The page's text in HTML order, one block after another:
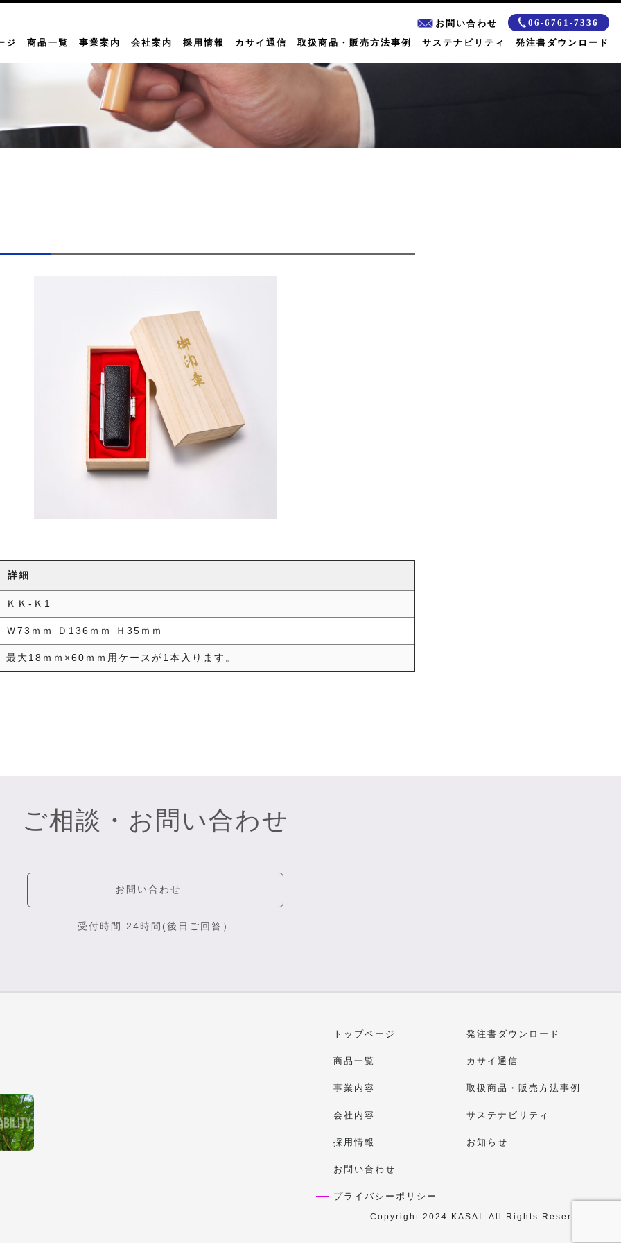
お問い合わせ
06-6761-7336
ジ
商品一覧 事業案内 会社案内 採用情報 カサイ通信 取扱商品・販売方法事例 サステナビリティ 発注書ダウンロード
詳細
ＫＫ-Ｋ1
Ｗ73ｍｍ Ｄ136ｍｍ Ｈ35ｍｍ
最大18ｍｍ×60ｍｍ用ケースが1本入ります。
ご相談・お問い合わせ
お問い合わせ
受付時間 24時間(後日ご回答）
トップページ
商品一覧
事業内容
会社内容
採用情報
お問い合わせ
プライバシーポリシー
発注書ダウンロード
カサイ通信
取扱商品・販売方法事例
サステナビリティ
お知らせ
Copyright 2024 KASAI. All Rights Reserved.